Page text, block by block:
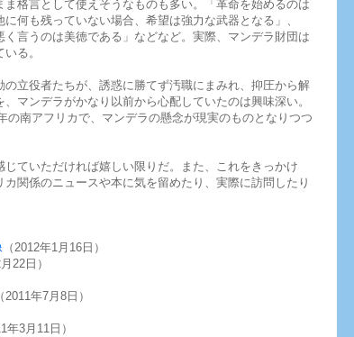
格言として使えそうなものも多い。「革命を始めるのは
何も残っていない場合、希望は強力な武器となる」、
言うのは美徳である」などなど。実際、マンデラ財団は
る。
立役者たちが、誘惑に勝てず汚職にまみれ、抑圧から解
マンデラがかなり以前から心配していたのは興味深い。
南アフリカで、マンデラの懸念が現実のものとなりつつ
ていただければ嬉しい限りだ。また、これをきっかけ
関係のニュースや本に気を留めたり、実際に訪問したり
（2012年1月16日）
22日）
（2011年7月8日）
年3月11日）